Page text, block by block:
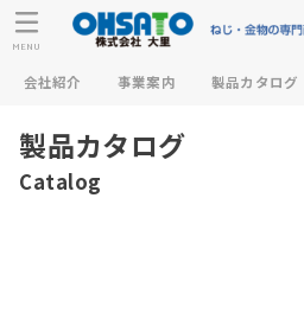
会社紹介 事業案内 製品カタログ
MENU
製品カタログ
Catalog